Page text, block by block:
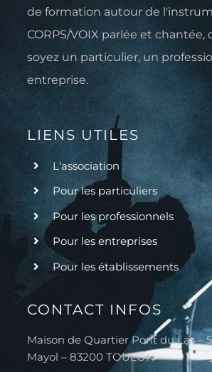
de formation autour de
CORPS/VOIX parlée et chantée,
soyez un particulier, un
entreprise.
LIENS UTILES
L'association
Pour les particuliers
Pour les professionnels
Pour les entreprises
Pour les établissements
CONTACT INFOS
Maison de Quartier Pont du Las –
Mayol – 83200 TOULON